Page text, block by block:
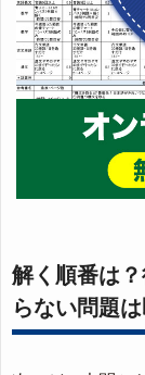
解く順番は
らない問題